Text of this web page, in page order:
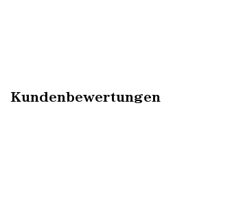
Kundenbewertungen